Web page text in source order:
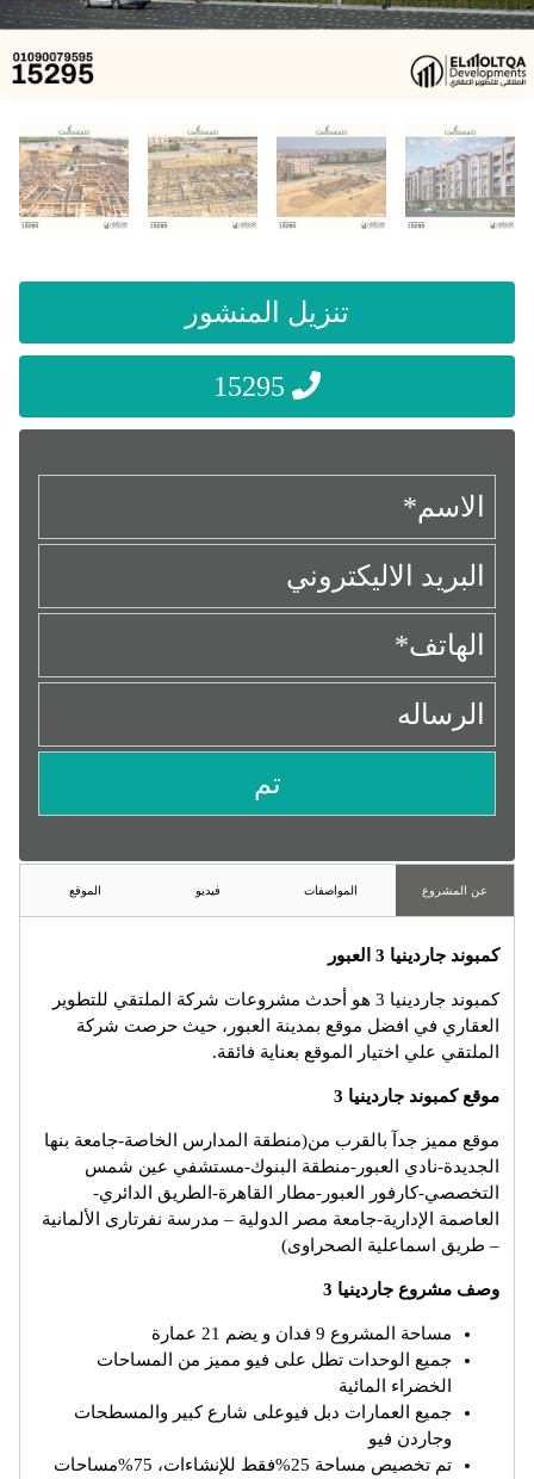
تنزيل المنشور
عن المشروع المواصفات فيديو الموقع
كمبوند جاردينيا 3 العبور
كمبوند جاردينيا 3 هو أحدث مشروعات شركة الملتقي للتطوير
العقاري في افضل موقع بمدينة العبور، حيث حرصت شركة
الملتقي علي اختيار الموقع بعناية فائقة.
موقع كمبوند جاردينيا 3
موقع مميز جدآ بالقرب من(منطقة المدارس الخاصة-جامعة بنها
الجديدة-نادي العبور-منطقة البنوك-مستشفي عين شمس
التخصصي-كارفور العبور-مطار القاهرة-الطريق الدائري-
العاصمة الإدارية-جامعة مصر الدولية – مدرسة نفرتارى الألمانية
– طريق اسماعلية الصحراوى)
وصف مشروع جاردينيا 3
مساحة المشروع 9 فدان و يضم 21 عمارة
جميع الوحدات تطل على فيو مميز من المساحات
الخضراء المائية
جميع العمارات دبل فيوعلى شارع كبير والمسطحات
وجاردن فيو
تم تخصيص مساحة 25%فقط للإنشاءات، 75%مساحات